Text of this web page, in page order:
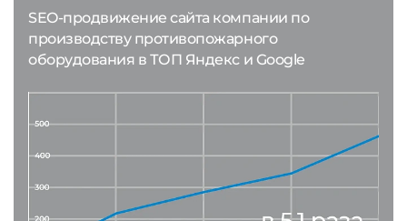
SEO-продвижение сайта компании по
производству противопожарного
оборудования в ТОП Яндекс и Google